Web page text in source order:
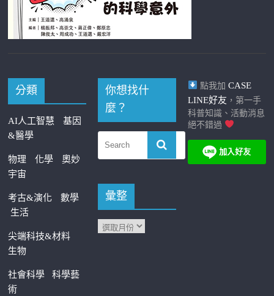
分類
AI人工智慧
基因
&醫學
物理 化學
奧妙
宇宙
考古&演化
數學
生活
尖端科技&材料
生物
社會科學科學藝
術
你想找什
麼？
彙整
點我加 CASE
LINE好友 ，第一手
科普知識、活動消息
絕不錯過